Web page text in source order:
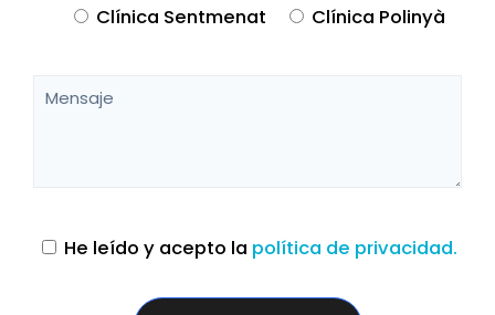
Clínica Sentmenat Clínica Polinyà
He leído y acepto la política de privacidad.